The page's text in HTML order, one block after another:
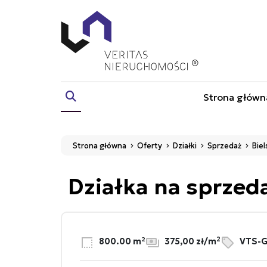
Strona
Strona główna Oferty Działki Sprzedaż
Działka na
800.00 m² 375,00 zł/m2 VTS-